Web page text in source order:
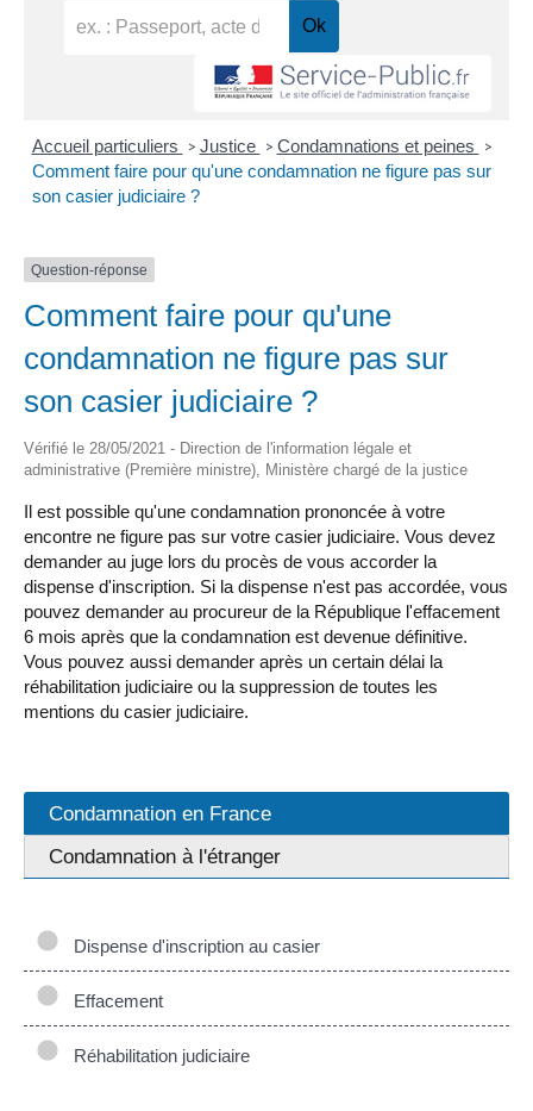
Accueil particuliers > Justice > Condamnations et peines >
Comment faire pour qu'une condamnation ne figure pas sur
son casier judiciaire ?
Question-réponse
Comment faire pour qu'une
condamnation ne figure pas sur
son casier judiciaire ?
Vérifié le 28/05/2021 - Direction de l'information légale et
administrative (Première ministre), Ministère chargé de la justice
Il est possible qu'une condamnation prononcée à votre
encontre ne figure pas sur votre casier judiciaire. Vous devez
demander au juge lors du procès de vous accorder la
dispense d'inscription. Si la dispense n'est pas accordée, vous
pouvez demander au procureur de la République l'effacement
6 mois après que la condamnation est devenue définitive.
Vous pouvez aussi demander après un certain délai la
réhabilitation judiciaire ou la suppression de toutes les
mentions du casier judiciaire.
Condamnation en France
Condamnation à l'étranger
Dispense d'inscription au casier
Effacement
Réhabilitation judiciaire